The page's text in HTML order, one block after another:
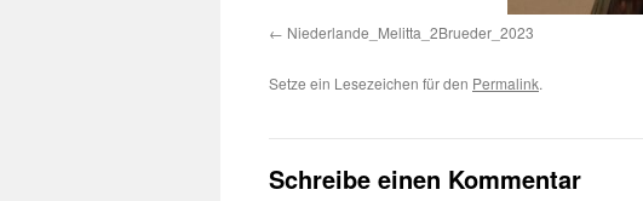
Niederlande_Melitta_2Brueder_2023
Setze ein Lesezeichen für den Permalink.
Schreibe einen Kommentar